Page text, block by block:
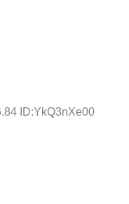
ID:YkQ3nXe00